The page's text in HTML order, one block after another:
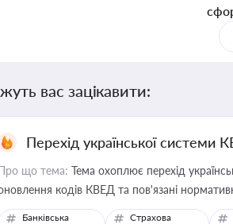
вас зацікавити:
Перехід української системи
що тема: Тема охоплює перехід
кодів КВЕД та пов'язані
Банківська
Страхова